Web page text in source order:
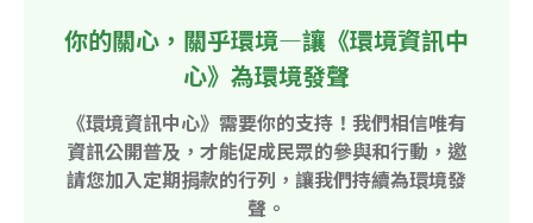
你的關心，關乎環境—讓《環境資訊中
心》為環境發聲
《環境資訊中心》需要你的支持！我們相信唯有
資訊公開普及，才能促成民眾的參與和行動，邀
請您加入定期捐款的行列，讓我們持續為環境發
聲。